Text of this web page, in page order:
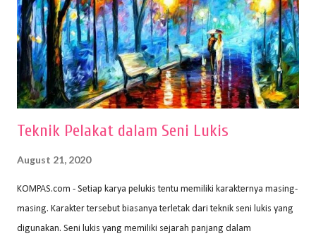
adalah tidak mudah sobek, mengingat menggambar merupakan
proses menggores dan menghapus. Kertas adalah bahan yang paling
ideal digunakan untuk menggambar. Dalam menggambar
menggunakan pen...
Teknik Pelakat dalam Seni Lukis
August 21, 2020
KOMPAS.com - Setiap karya pelukis tentu memiliki karakternya masing-
masing. Karakter tersebut biasanya terletak dari teknik seni lukis yang
digunakan. Seni lukis yang memiliki sejarah panjang dalam